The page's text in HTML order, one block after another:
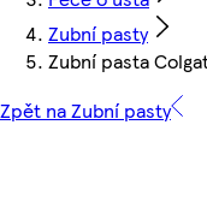
Zubní pasty
Zubní pasta
Zpět na Zubní pasty